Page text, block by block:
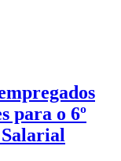
para o 6º